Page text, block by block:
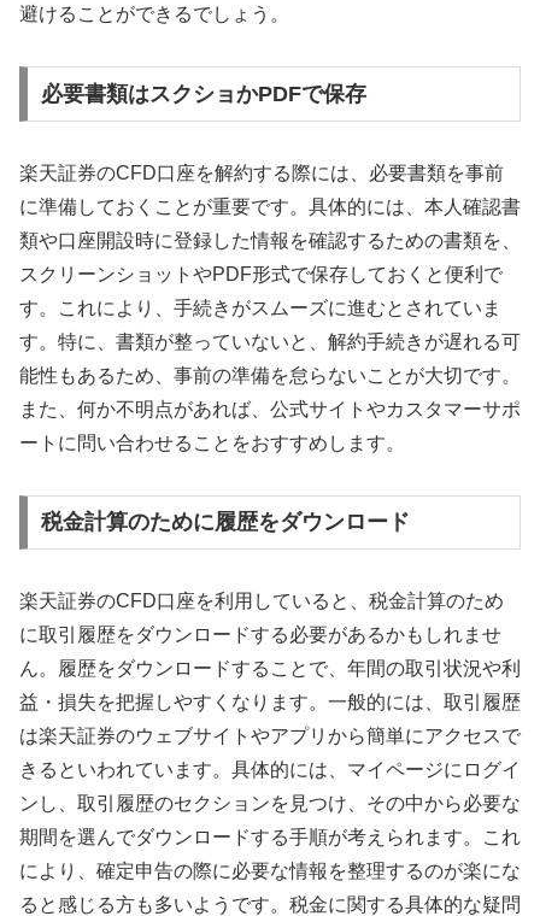
避けることができるでしょう。
必要書類はスクショかPDFで保存
楽天証券のCFD口座を解約する際には、必要書類を事前
に準備しておくことが重要です。具体的には、本人確認書
類や口座開設時に登録した情報を確認するための書類を、
スクリーンショットやPDF形式で保存しておくと便利で
す。これにより、手続きがスムーズに進むとされていま
す。特に、書類が整っていないと、解約手続きが遅れる可
能性もあるため、事前の準備を怠らないことが大切です。
また、何か不明点があれば、公式サイトやカスタマーサポ
ートに問い合わせることをおすすめします。
税金計算のために履歴をダウンロード
楽天証券のCFD口座を利用していると、税金計算のため
に取引履歴をダウンロードする必要があるかもしれませ
ん。履歴をダウンロードすることで、年間の取引状況や利
益・損失を把握しやすくなります。一般的には、取引履歴
は楽天証券のウェブサイトやアプリから簡単にアクセスで
きるといわれています。具体的には、マイページにログイ
ンし、取引履歴のセクションを見つけ、その中から必要な
期間を選んでダウンロードする手順が考えられます。これ
により、確定申告の際に必要な情報を整理するのが楽にな
ると感じる方も多いようです。税金に関する具体的な疑問